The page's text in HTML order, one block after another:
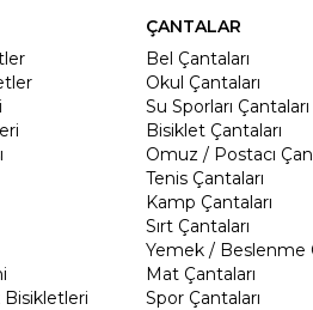
Bisikletleri
ÇANTALAR
Bel Çantaları
Okul Çantaları
Su Sporları Çantaları
Bisiklet Çantaları
Omuz / Postacı
Tenis Çantaları
Kamp Çantaları
Sırt Çantaları
Yemek / Beslenme
Mat Çantaları
Spor Çantaları